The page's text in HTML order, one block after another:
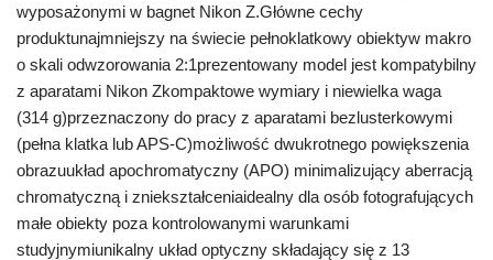
wyposażonymi w bagnet Nikon Z.Główne cechy
produktunajmniejszy na świecie pełnoklatkowy obiektyw makro
o skali odwzorowania 2:1prezentowany model jest kompatybilny
z aparatami Nikon Zkompaktowe wymiary i niewielka waga
(314 g)przeznaczony do pracy z aparatami bezlusterkowymi
(pełna klatka lub APS-C)możliwość dwukrotnego powiększenia
obrazuukład apochromatyczny (APO) minimalizujący aberracją
chromatyczną i zniekształceniaidealny dla osób fotografujących
małe obiekty poza kontrolowanymi warunkami
studyjnymiunikalny układ optyczny składający się z 13